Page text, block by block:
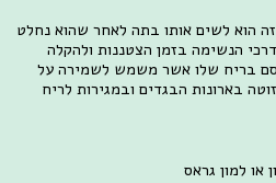
הוא לשים אותו בתה לאחר שהוא נחלט
הנשימה בזמן הצטננות ולהקלה
בריח שלו אשר משמש לשמירה על
בארונות הבגדים ובמגירות לריח
או למון גראס